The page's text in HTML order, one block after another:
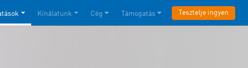
Kínálatunk Cég Támogatás Tesztelje ingyen